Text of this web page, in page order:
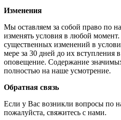
Изменения
Мы оставляем за собой право по
изменять условия в любой
существенных изменений в
мере за 30 дней до их вступления
оповещение. Содержание
полностью на наше усмотрение.
Обратная связь
Если у Вас возникли вопросы по
пожалуйста, свяжитесь с нами.